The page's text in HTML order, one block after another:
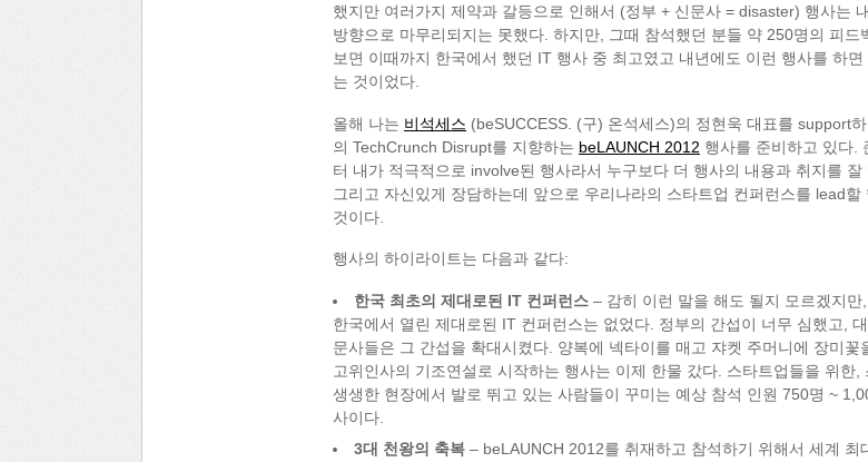
했지만 여러가지 제약과 갈등으로 인해서 (정부 + 신문사 = disaster) 행사는
방향으로 마무리되지는 못했다. 하지만, 그때 참석했던 분들 약 250명의 피드
보면 이때까지 한국에서 했던 IT 행사 중 최고였고 내년에도 이런 행사를 하
는 것이었다.
올해 나는 비석세스 (beSUCCESS. (구) 온석세스)의 정현욱 대표를 support
의 TechCrunch Disrupt를 지향하는 beLAUNCH 2012 행사를 준비하고 있다.
터 내가 적극적으로 involve된 행사라서 누구보다 더 행사의 내용과 취지를 잘
그리고 자신있게 장담하는데 앞으로 우리나라의 스타트업 컨퍼런스를 lead할
것이다.
행사의 하이라이트는 다음과 같다:
한국 최초의 제대로된 IT 컨퍼런스 – 감히 이런 말을 해도 될지 모르겠지만
한국에서 열린 제대로된 IT 컨퍼런스는 없었다. 정부의 간섭이 너무 심했고,
문사들은 그 간섭을 확대시켰다. 양복에 넥타이를 매고 쟈켓 주머니에 장미꽃
고위인사의 기조연설로 시작하는 행사는 이제 한물 갔다. 스타트업들을 위한,
생생한 현장에서 발로 뛰고 있는 사람들이 꾸미는 예상 참석 인원 750명 ~
사이다.
3대 천왕의 축복 – beLAUNCH 2012를 취재하고 참석하기 위해서 세계 최